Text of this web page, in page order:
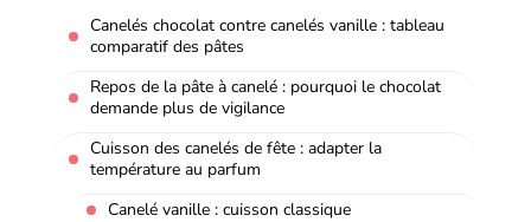
Canelés chocolat contre canelés vanille : tableau
comparatif des pâtes
Repos de la pâte à canelé : pourquoi le chocolat
demande plus de vigilance
Cuisson des canelés de fête : adapter la
température au parfum
Canelé vanille : cuisson classique